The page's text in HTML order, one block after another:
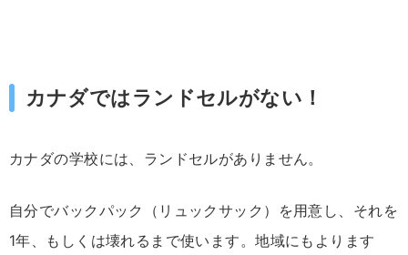
カナダではランドセルがない！
カナダの学校には、ランドセルがありません。
自分でバックパック（リュックサック）を用意し、それを
1年、もしくは壊れるまで使います。地域にもよります